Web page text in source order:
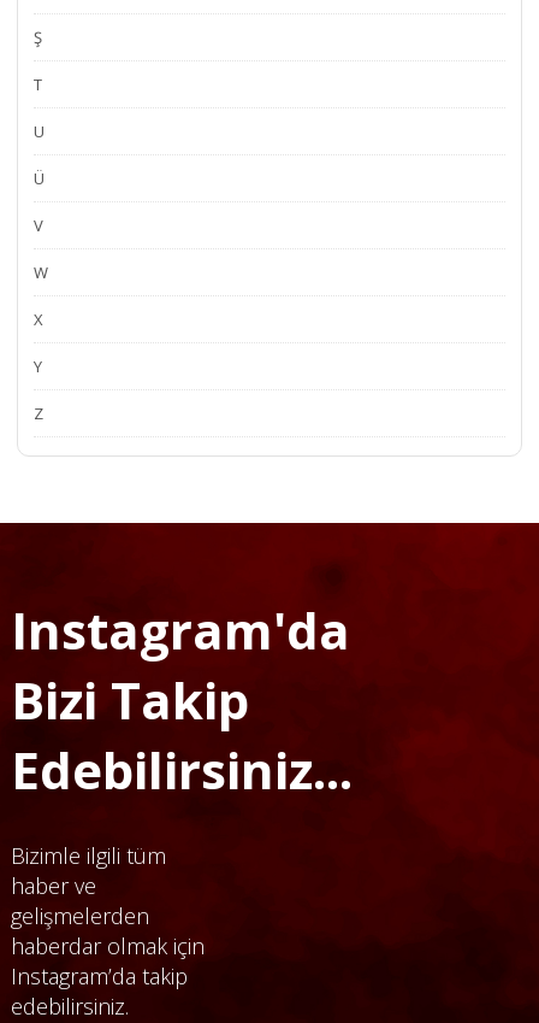
Ş
T
U
Ü
V
W
X
Y
Z
Instagram'da
Bizi Takip
Edebilirsiniz...
Bizimle ilgili tüm
haber ve
gelişmelerden
haberdar olmak için
Instagram’da takip
edebilirsiniz.